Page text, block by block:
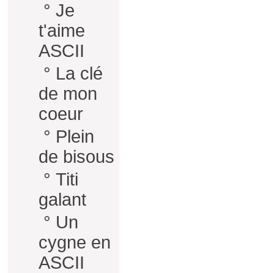
° Je
t'aime
ASCII
° La clé
de mon
coeur
° Plein
de bisous
° Titi
galant
° Un
cygne en
ASCII